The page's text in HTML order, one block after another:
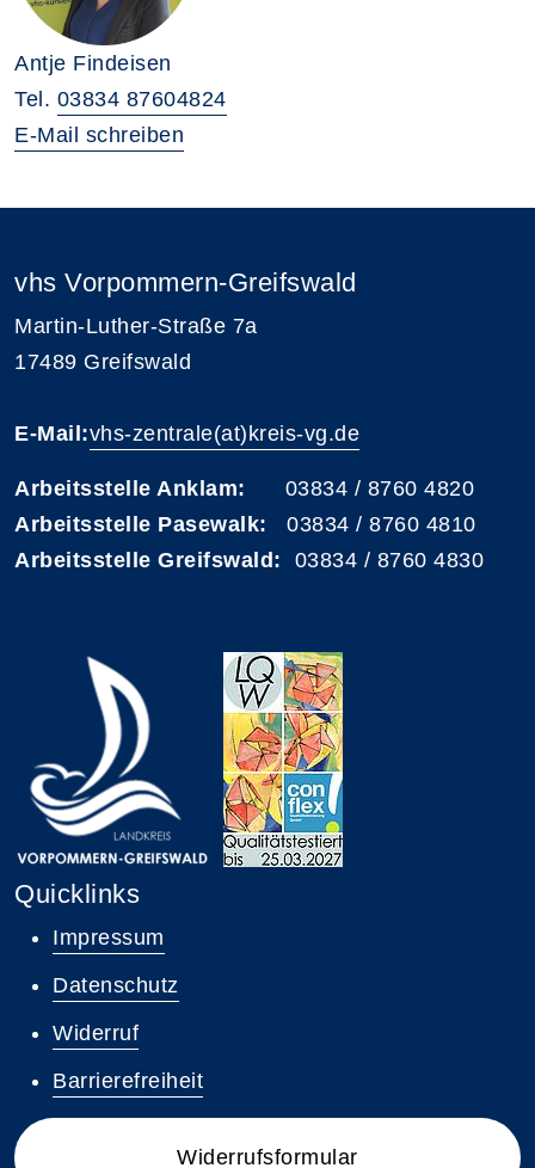
Antje Findeisen
Tel. 03834 87604824
E-Mail schreiben
vhs Vorpommern-Greifswald
Martin-Luther-Straße 7a
17489 Greifswald
E-Mail:vhs-zentrale(at)kreis-vg.de
Arbeitsstelle Anklam: 03834 / 8760 4820
Arbeitsstelle Pasewalk: 03834 / 8760 4810
Arbeitsstelle Greifswald: 03834 / 8760 4830
Quicklinks
Impressum
Datenschutz
Widerruf
Barrierefreiheit
Widerrufsformular